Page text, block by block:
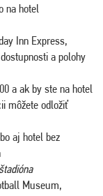
na hotel
Inn Express,
a polohy
a ak by ste na hotel
môžete odložiť
aj hotel bez
Museum,